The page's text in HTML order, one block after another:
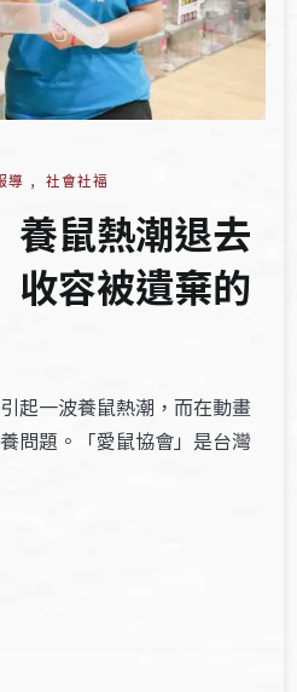
導 , 社會社福
養鼠熱潮退去
收容被遺棄的
起一波養鼠熱潮，而在動畫
問題。「愛鼠協會」是台灣